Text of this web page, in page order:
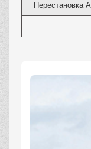
Перестановка